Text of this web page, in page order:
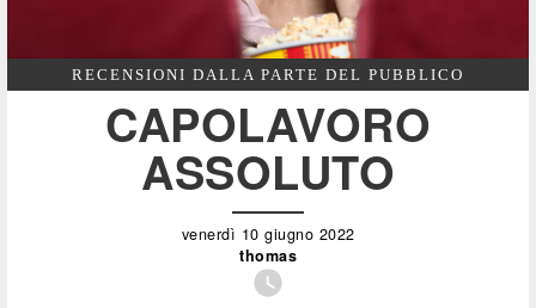
RECENSIONI DALLA PARTE DEL PUBBLICO
CAPOLAVORO
ASSOLUTO
venerdì 10 giugno 2022
thomas
